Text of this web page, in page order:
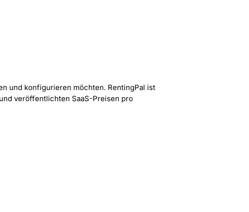
und konfigurieren möchten. RentingPal ist
veröffentlichten SaaS-Preisen pro